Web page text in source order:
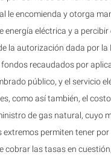
le encomienda y otorga
eléctrica y a percibir
la autorización dada por la
recaudados por
público, y el servicio
como así también, el
de gas natural, cuyo
extremos permiten tener
cobrar las tasas en